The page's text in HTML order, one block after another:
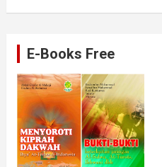
E-Books Free